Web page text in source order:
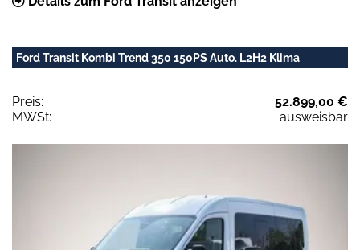
Ford Transit Kombi Trend 350 150PS Auto. L2H2 Klima
Preis:
52.899,00 €
MWSt:
ausweisbar